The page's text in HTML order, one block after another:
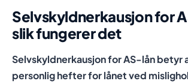
Selvskyldnerkausjon for
slik fungerer det
Selvskyldnerkausjon for AS-lån betyr
personlig hefter for lånet ved